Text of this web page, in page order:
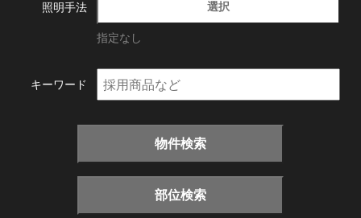
照明手法 選択
指定なし
キーワード
物件検索
部位検索